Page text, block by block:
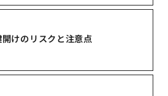
けのリスクと注意点